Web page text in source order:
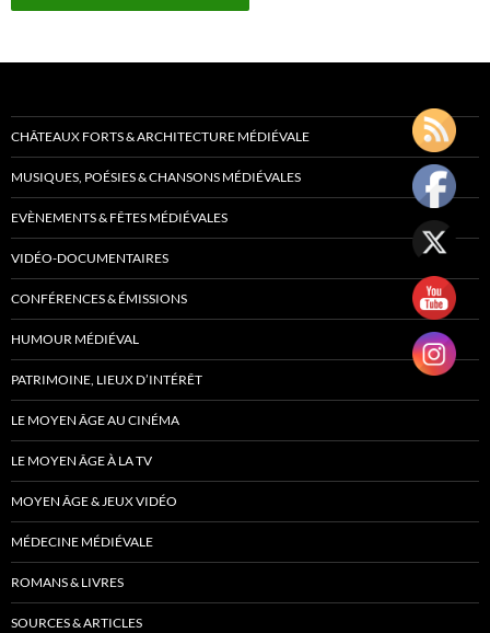
CHÂTEAUX FORTS & ARCHITECTURE MÉDIÉVALE
MUSIQUES, POÉSIES & CHANSONS MÉDIÉVALES
EVÈNEMENTS & FÊTES MÉDIÉVALES
VIDÉO-DOCUMENTAIRES
CONFÉRENCES & ÉMISSIONS
HUMOUR MÉDIÉVAL
PATRIMOINE, LIEUX D’INTÉRÊT
LE MOYEN ÂGE AU CINÉMA
LE MOYEN ÂGE À LA TV
MOYEN ÂGE & JEUX VIDÉO
MÉDECINE MÉDIÉVALE
ROMANS & LIVRES
SOURCES & ARTICLES